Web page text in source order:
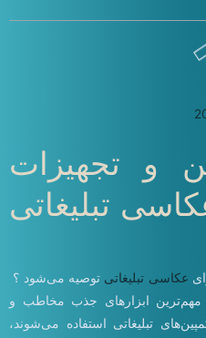
و تجهیزات
تبلیغاتی
عکاسی تبلیغاتی توصیه می‌شود ؟
مهم‌ترین ابزارهای جذب مخاطب و
تبلیغاتی استفاده می‌شوند،